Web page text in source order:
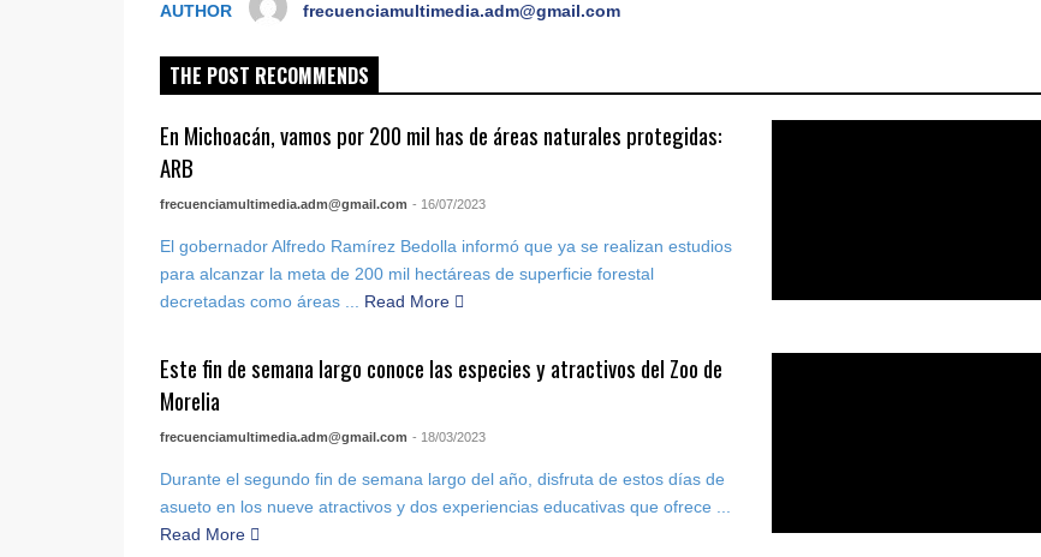
AUTHOR frecuenciamultimedia.adm@gmail.com
THE POST RECOMMENDS
En Michoacán, vamos por 200 mil has de áreas naturales protegidas:
ARB
frecuenciamultimedia.adm@gmail.com - 16/07/2023
El gobernador Alfredo Ramírez Bedolla informó que ya se realizan estudios
para alcanzar la meta de 200 mil hectáreas de superficie forestal
decretadas como áreas ...
Read More
Este fin de semana largo conoce las especies y atractivos del Zoo de
Morelia
frecuenciamultimedia.adm@gmail.com - 18/03/2023
Durante el segundo fin de semana largo del año, disfruta de estos días de
asueto en los nueve atractivos y dos experiencias educativas que ofrece ...
Read More